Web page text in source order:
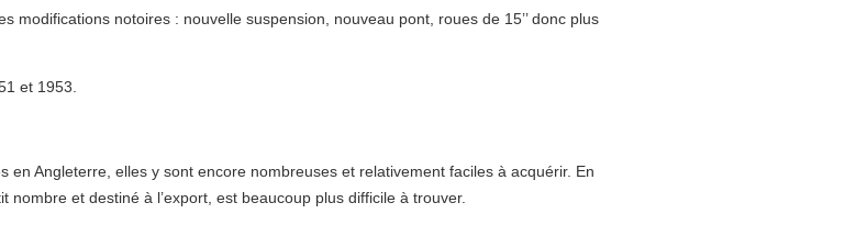
modifications notoires : nouvelle suspension, nouveau pont, roues de 15’’ donc plus
et 1953.
Angleterre, elles y sont encore nombreuses et relativement faciles à acquérir. En
et destiné à l’export, est beaucoup plus difficile à trouver.